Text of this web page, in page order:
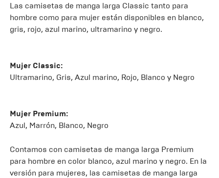
Las camisetas de manga larga Classic tanto para
hombre como para mujer están disponibles en blanco,
gris, rojo, azul marino, ultramarino y negro.
Mujer Classic:
Ultramarino, Gris, Azul marino, Rojo, Blanco y Negro
Mujer Premium:
Azul, Marrón, Blanco, Negro
Contamos con camisetas de manga larga Premium
para hombre en color blanco, azul marino y negro. En la
versión para mujeres, las camisetas de manga larga